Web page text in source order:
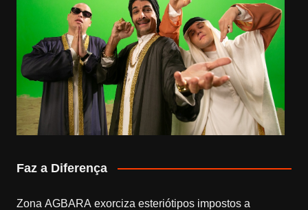
Faz a Diferença
Zona AGBARA exorciza esteriótipos impostos a